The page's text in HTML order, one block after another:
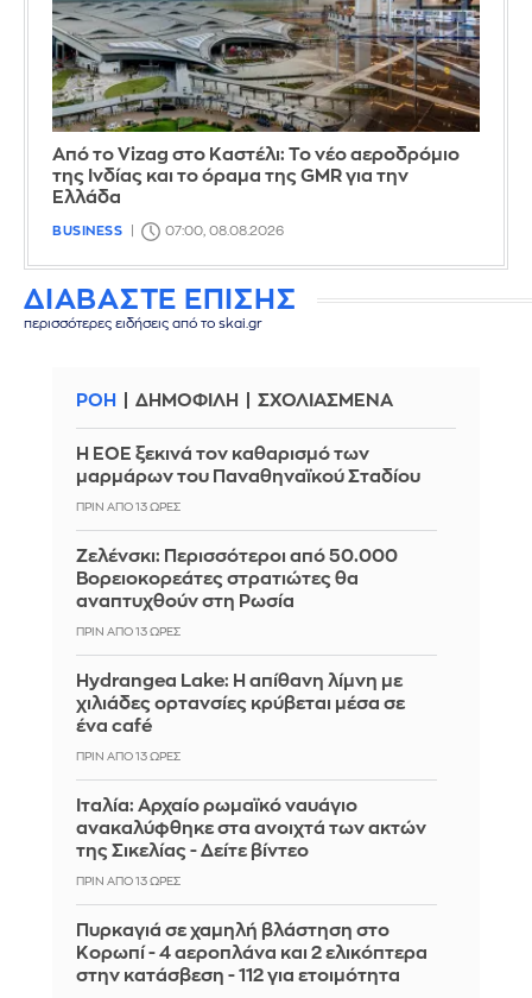
Από το Vizag στο Καστέλι: Το νέο αεροδρόμιο
της Ινδίας και το όραμα της GMR για την
Ελλάδα
BUSINESS 07:00, 08.08.2026
ΔΙΑΒΑΣΤΕ ΕΠΙΣΗΣ
περισσότερες ειδήσεις από το skai.gr
ΡΟΗ ΔΗΜΟΦΙΛΗ ΣΧΟΛΙΑΣΜΕΝΑ
Η ΕΟΕ ξεκινά τον καθαρισμό των
μαρμάρων του Παναθηναϊκού Σταδίου
ΠΡΙΝ ΑΠΌ 13 ΏΡΕΣ
Ζελένσκι: Περισσότεροι από 50.000
Βορειοκορεάτες στρατιώτες θα
αναπτυχθούν στη Ρωσία
ΠΡΙΝ ΑΠΌ 13 ΏΡΕΣ
Hydrangea Lake: Η απίθανη λίμνη με
χιλιάδες ορτανσίες κρύβεται μέσα σε
ένα café
ΠΡΙΝ ΑΠΌ 13 ΏΡΕΣ
Ιταλία: Αρχαίο ρωμαϊκό ναυάγιο
ανακαλύφθηκε στα ανοιχτά των ακτών
της Σικελίας - Δείτε βίντεο
ΠΡΙΝ ΑΠΌ 13 ΏΡΕΣ
Πυρκαγιά σε χαμηλή βλάστηση στο
Κορωπί - 4 αεροπλάνα και 2 ελικόπτερα
στην κατάσβεση - 112 για ετοιμότητα